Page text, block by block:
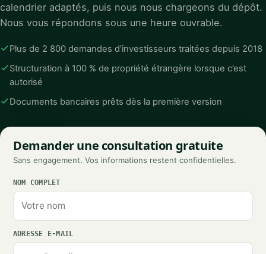
calendrier adaptés, puis nous nous chargeons du dépôt.
Nous vous répondons sous une heure ouvrable.
Plus de 2 800 demandes d’investisseurs traitées depuis 2018
Structuration à 100 % de propriété étrangère lorsque c’est
autorisé
Documents bancaires prêts dès la première version
Demander une consultation gratuite
Sans engagement. Vos informations restent confidentielles.
NOM COMPLET
ADRESSE E-MAIL
Full name